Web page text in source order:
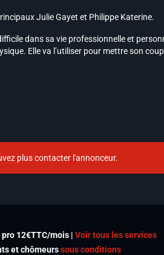
Julie Gayet et Philippe Katerine.
dans sa vie professionnelle et
Elle va l’utiliser pour mettre son
plus contacter l'annonceur.
12€TTC/mois | Voir tous les services
et chômeurssous conditions